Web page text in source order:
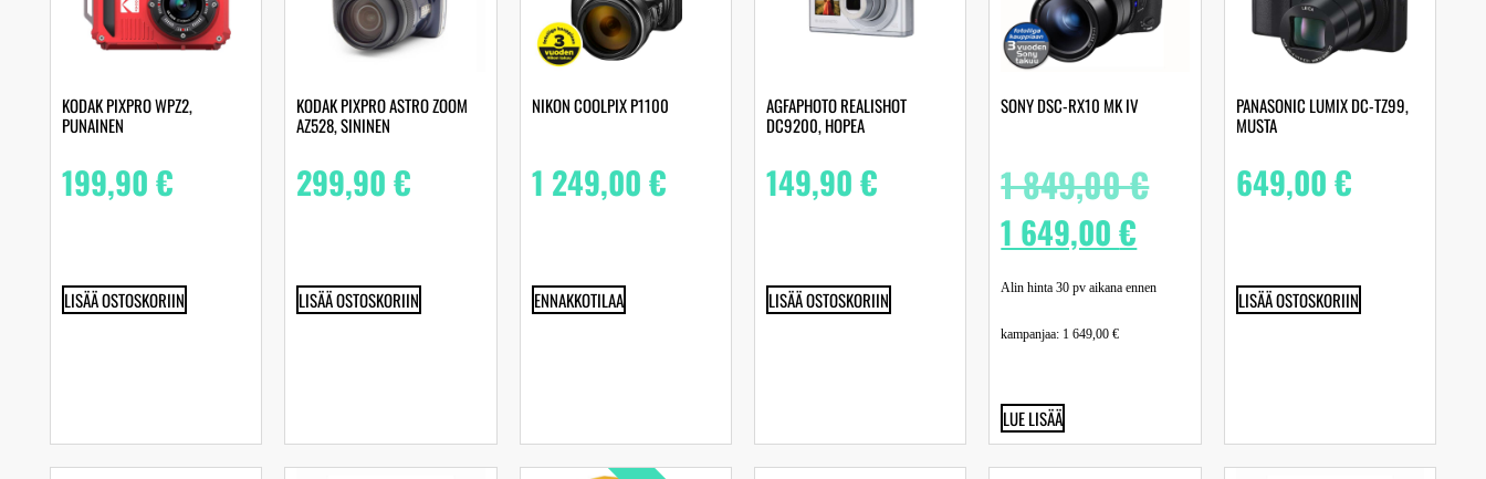
KODAK PIXPRO WPZ2,
PUNAINEN
199,90€
LISÄÄ OSTOSKORIIN
KODAK PIXPRO ASTRO ZOOM
AZ528, SININEN
299,90€
LISÄÄ OSTOSKORIIN
NIKON COOLPIX P1100
1 249,00€
ENNAKKOTILAA
AGFAPHOTO REALISHOT
DC9200, HOPEA
149,90€
LISÄÄ OSTOSKORIIN
SONY DSC-RX10 MK IV
1 849,00€
1 649,00€
Alin hinta 30 pv aikana ennen
kampanjaa: 1 649,00€
LUE LISÄÄ
PANASONIC LUMIX DC-TZ99,
MUSTA
649,00€
LISÄÄ OSTOSKORIIN